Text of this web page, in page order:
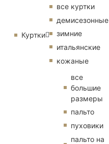
Куртки
все куртки
демисезонные
зимние
итальянские
кожаные
все
большие
размеры
пальто
пуховики
пальто на